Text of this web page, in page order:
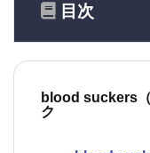
目次
blood suckers
ク